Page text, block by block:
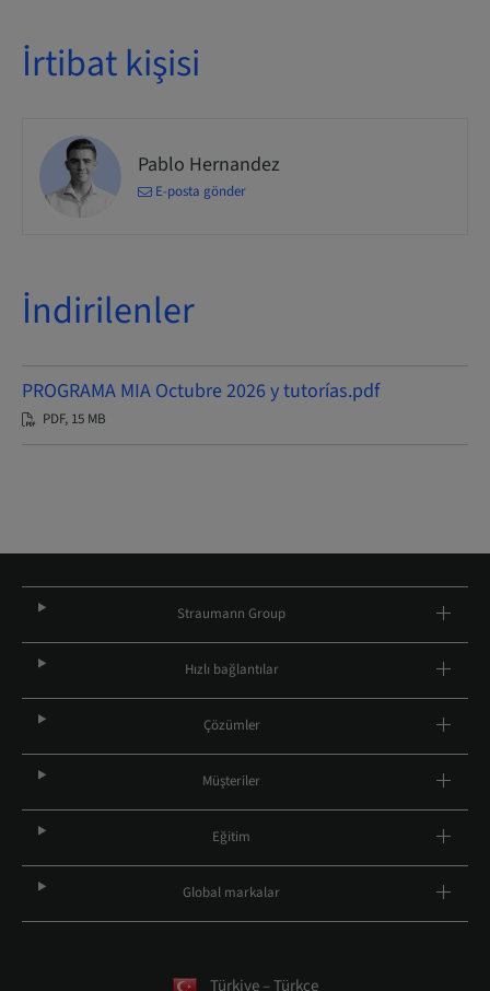
İrtibat kişisi
Pablo Hernandez
E-posta gönder
İndirilenler
PROGRAMA MIA Octubre 2026 y tutorías.pdf
PDF, 15 MB
Straumann Group
Hızlı bağlantılar
Çözümler
Müşteriler
Eğitim
Global markalar
Türkiye – Türkçe